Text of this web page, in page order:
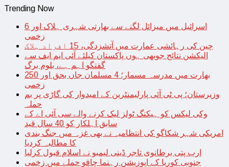
Trending Now
اسرائیل میں میزائل لگنے سے بھارتی شہری ہلاک اور 6
زخمی
چین کی رہائشی عمارت میں آتشزدگی، 15 افراد ہلاک
الیکشن نتائج جوبھی ہوں پاکستان کیلئے آئی ایم ایف سے
گفتگو اہم ہے، بلوم برگ
بھارت میں مدرسہ مسمار؛ 4 مسلمان جاں بحق اور 250
زخمی
وزیرستان؛ پی ٹی آئی پارلیمنٹرین کے امیدوار کی گاڑی پر بم
حملہ
وکی لیکس کو ہیکنگ ٹولز لیک کرنے والے سی آئی اے کے
سابق اہلکار کو 40 سال قید
امریکی شہر شکاگو کی انتظامیہ نے بھی غزہ میں جنگ بندی
کا مطالبہ کردیا
ارب پتی برطانوی تاجر ڈینی لیمبو نے اسلام قبول کرلیا
جنوبی کوریا کے اپوزیشن رہنما چاقو حملے میں زخمی